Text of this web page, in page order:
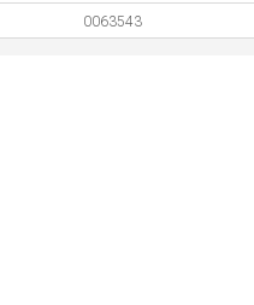
0063543